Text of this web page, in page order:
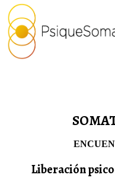
Liberación